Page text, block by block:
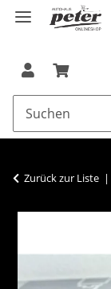
Zurück zur Liste